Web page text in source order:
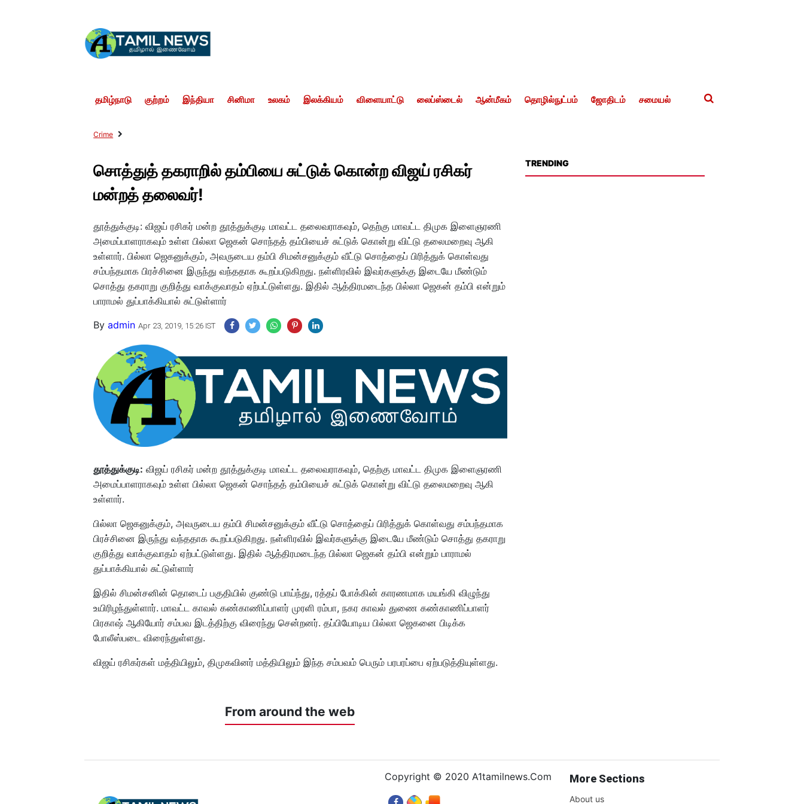
தமிழ்நாடு குற்றம் இந்தியா சினிமா உலகம் இலக்கியம் விளையாட்டு லைப்ஸ்டைல் ஆன்மீகம் தொழில்நுட்பம் ஜோதிடம் சமையல்
Crime
சொத்துத் தகராறில் தம்பியை சுட்டுக் கொன்ற விஜய் ரசிகர்
மன்றத் தலைவர்!
தூத்துக்குடி: விஜய் ரசிகர் மன்ற தூத்துக்குடி மாவட்ட தலைவராகவும், தெற்கு மாவட்ட திமுக இளைஞரணி
அமைப்பாளராகவும் உள்ள பில்லா ஜெகன் சொந்தத் தம்பியைச் சுட்டுக் கொன்று விட்டு தலைமறைவு ஆகி
உள்ளார். பில்லா ஜெகனுக்கும், அவருடைய தம்பி சிமன்சனுக்கும் வீட்டு சொத்தைப் பிரித்துக் கொள்வது
சம்பந்தமாக பிரச்சினை இருந்து வந்ததாக கூறப்படுகிறது. நள்ளிரவில் இவர்களுக்கு இடையே மீண்டும்
சொத்து தகராறு குறித்து வாக்குவாதம் ஏற்பட்டுள்ளது. இதில் ஆத்திரமடைந்த பில்லா ஜெகன் தம்பி என்றும்
பாராமல் துப்பாக்கியால் சுட்டுள்ளார்
Byadmin Apr 23, 2019, 15:26 IST
தூத்துக்குடி: விஜய் ரசிகர் மன்ற தூத்துக்குடி மாவட்ட தலைவராகவும், தெற்கு மாவட்ட திமுக இளைஞரணி
அமைப்பாளராகவும் உள்ள பில்லா ஜெகன் சொந்தத் தம்பியைச் சுட்டுக் கொன்று விட்டு தலைமறைவு ஆகி
உள்ளார்.
பில்லா ஜெகனுக்கும், அவருடைய தம்பி சிமன்சனுக்கும் வீட்டு சொத்தைப் பிரித்துக் கொள்வது சம்பந்தமாக
பிரச்சினை இருந்து வந்ததாக கூறப்படுகிறது. நள்ளிரவில் இவர்களுக்கு இடையே மீண்டும் சொத்து தகராறு
குறித்து வாக்குவாதம் ஏற்பட்டுள்ளது. இதில் ஆத்திரமடைந்த பில்லா ஜெகன் தம்பி என்றும் பாராமல்
துப்பாக்கியால் சுட்டுள்ளார்
இதில் சிமன்சனின் தொடைப் பகுதியில் குண்டு பாய்ந்து, ரத்தப் போக்கின் காரணமாக மயங்கி விழுந்து
உயிரிழந்துள்ளார். மாவட்ட காவல் கண்காணிப்பாளர் முரளி ரம்பா, நகர காவல் துணை கண்காணிப்பாளர்
பிரகாஷ் ஆகியோர் சம்பவ இடத்திற்கு விரைந்து சென்றனர். தப்பியோடிய பில்லா ஜெகனை பிடிக்க
போலீஸ்படை விரைந்துள்ளது.
விஜய் ரசிகர்கள் மத்தியிலும், திமுகவினர் மத்தியிலும் இந்த சம்பவம் பெரும் பரபரப்பை ஏற்படுத்தியுள்ளது.
From around the web
TRENDING
Copyright © 2020 A1tamilnews.Com More Sections
About us